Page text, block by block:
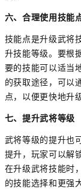
六、合理使用技能
技能点是升级武将
升技能等级。要根
要的技能可以适当
的获取途径，可以
点，以便更快地升
七、提升武将等级
武将等级的提升也
提升，玩家可以解
在升级武将技能时
的技能选择和更强